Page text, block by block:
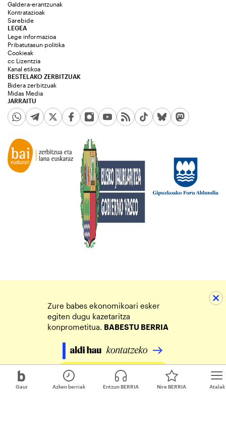
Gaur Atalak
Azken berriak Entzun BERRIA Nire BERRIA
Galdera-erantzunak
Kontratazioak
Sarebide
JARRAITU
LEGEA
Lege informazioa
Pribatutasun politika
Cookieak
cc Lizentzia
Kanal etikoa
BESTELAKO ZERBITZUAK
Bidera zerbitzuak
Midas Media
Zure babes ekonomikoari esker
egiten dugu kazetaritza
konprometitua. BABESTU BERRIA
Egin zure ekarpena